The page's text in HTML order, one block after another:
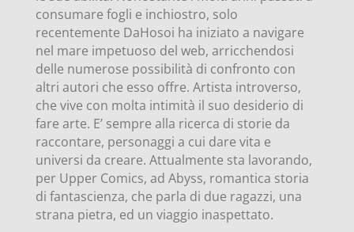
consumare fogli e inchiostro, solo
recentemente DaHosoi ha iniziato a navigare
nel mare impetuoso del web, arricchendosi
delle numerose possibilità di confronto con
altri autori che esso offre. Artista introverso,
che vive con molta intimità il suo desiderio di
fare arte. E’ sempre alla ricerca di storie da
raccontare, personaggi a cui dare vita e
universi da creare. Attualmente sta lavorando,
per Upper Comics, ad Abyss, romantica storia
di fantascienza, che parla di due ragazzi, una
strana pietra, ed un viaggio inaspettato.